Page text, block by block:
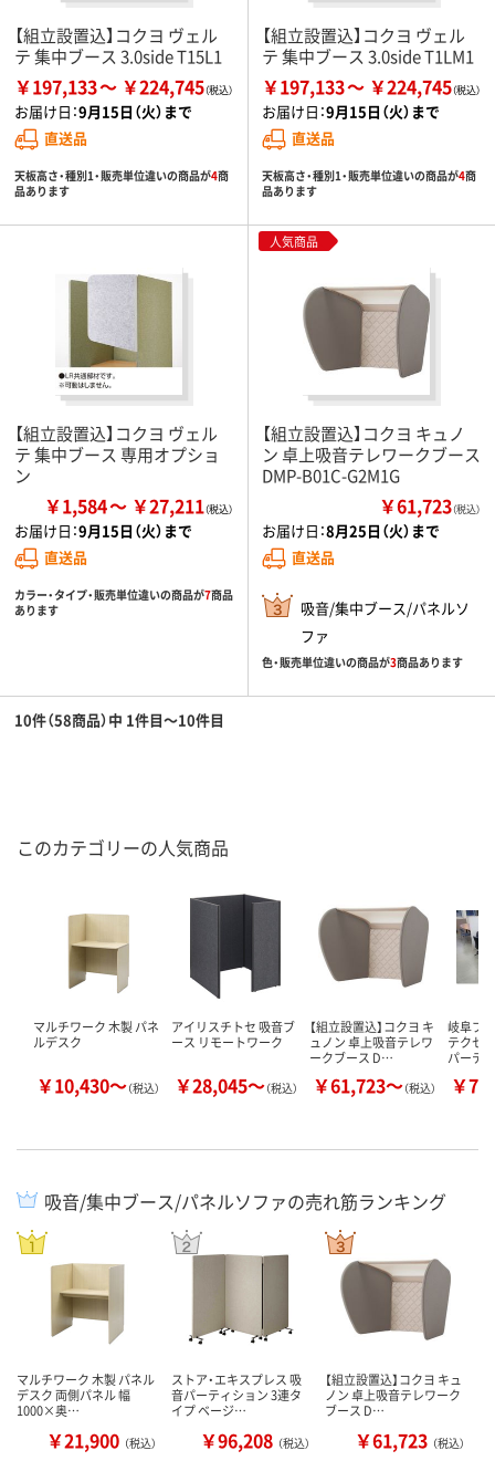
【組立設置込】コクヨ ヴェル
テ 集中ブース 3.0side T15L1
￥197,133 ￥224,745
お届け日：9月15日（火）まで
直送品
天板高さ・種別1・販売単位違いの商品が4商
品あります
【組立設置込】コクヨ ヴェル
テ 集中ブース 3.0side T1LM1
￥197,133 ￥224,745
お届け日：9月15日（火）まで
直送品
天板高さ・種別1・販売単位違いの商品が4商
品あります
【組立設置込】コクヨ ヴェル
テ 集中ブース 専用オプショ
ン
￥1,584 ￥27,211
お届け日：9月15日（火）まで
直送品
カラー・タイプ・販売単位違いの商品が7商品
あります
人気商品
【組立設置込】コクヨ キュノ
ン 卓上吸音テレワークブース
DMP-B01C-G2M1G
￥61,723（税込）
お届け日：8月25日（火）まで
直送品
吸音/集中ブース/パネルソ
ファ
色・販売単位違いの商品が3商品あります
10件（58商品）中 1件目～10件目
このカテゴリーの人気商品
マルチワーク 木製 パネ
ルデスク
￥10,430～（税込）
アイリスチトセ 吸音ブ
ース リモートワーク
￥28,045～（税込）
【組立設置込】コクヨ キ
ュノン 卓上吸音テレワ
ークブース D…
￥61,723～（税込）
岐阜プ
テクセ
パーテ
￥
吸音/集中ブース/パネルソファの売れ筋ランキング
マルチワーク 木製 パネル
デスク 両側パネル 幅
1000×奥…
￥21,900 （税込）
ストア・エキスプレス 吸
音パーティション 3連タ
イプ ベージ…
￥96,208 （税込）
【組立設置込】コクヨ キュ
ノン 卓上吸音テレワーク
ブース D…
￥61,723 （税込）